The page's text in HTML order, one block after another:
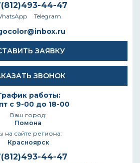
44-47
Telegram
ЗАЯВКУ
ЗВОНОК
работы:
с 9-00 до 18-00
Ваш город:
Помона
на сайте региона:
Красноярск
44-47